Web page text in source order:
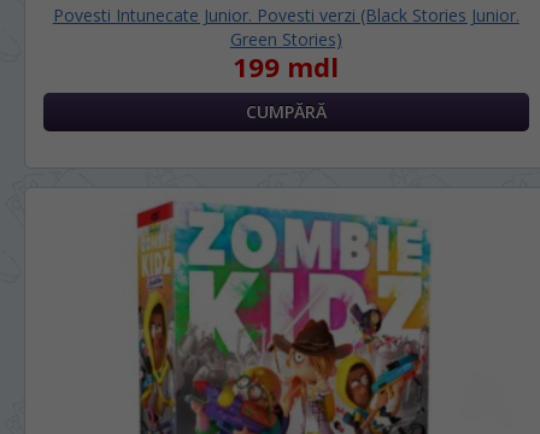
Povesti Intunecate Junior. Povesti verzi (Black Stories Junior.
Green Stories)
199 mdl